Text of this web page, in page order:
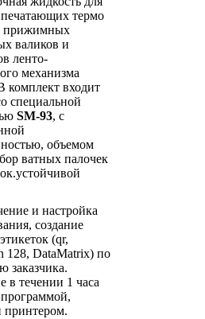
термо
прижимных
валиков и
ленто-
механизма
входит
специальной
SM-93, с
объемом
ватных палочек
устойчивой
и настройка
создание
(qr,
128, DataMatrix) по
заказчика.
в течении 1 часа
программой,
принтером.